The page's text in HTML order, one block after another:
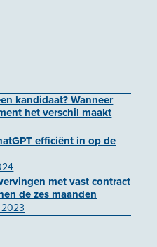
kandidaat? Wanneer
het verschil maakt
efficiënt in op de
met vast contract
de zes maanden